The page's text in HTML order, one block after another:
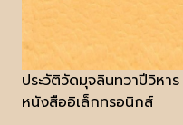
ประวัติวัดมุจลินทวาปีวิหาร
หนังสืออิเล็กทรอนิกส์